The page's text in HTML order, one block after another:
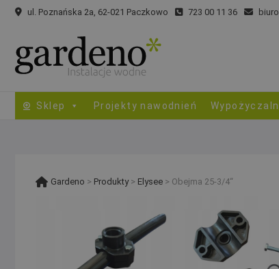
Skip
ul. Poznańska 2a, 62-021 Paczkowo 723 00 11 36
Sklep Projekty nawodnień
Gardeno > Produkty> Elysee > Obejma 25-3/4“